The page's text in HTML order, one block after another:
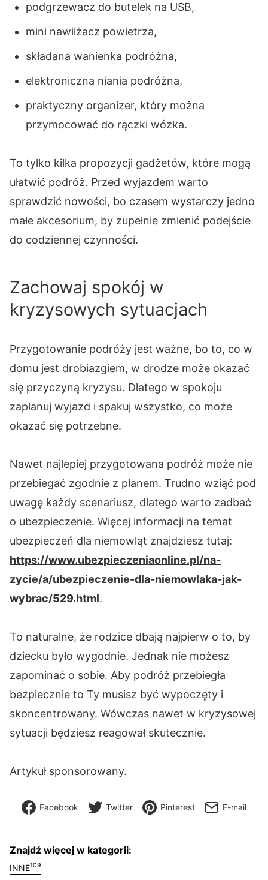
podgrzewacz do butelek na USB,
mini nawilżacz powietrza,
składana wanienka podróżna,
elektroniczna niania podróżna,
praktyczny organizer, który można
przymocować do rączki wózka.
To tylko kilka propozycji gadżetów, które mogą
ułatwić podróż. Przed wyjazdem warto
sprawdzić nowości, bo czasem wystarczy jedno
małe akcesorium, by zupełnie zmienić podejście
do codziennej czynności.
Zachowaj spokój w
kryzysowych sytuacjach
Przygotowanie podróży jest ważne, bo to, co w
domu jest drobiazgiem, w drodze może okazać
się przyczyną kryzysu. Dlatego w spokoju
zaplanuj wyjazd i spakuj wszystko, co może
okazać się potrzebne.
Nawet najlepiej przygotowana podróż może nie
przebiegać zgodnie z planem. Trudno wziąć pod
uwagę każdy scenariusz, dlatego warto zadbać
o ubezpieczenie. Więcej informacji na temat
ubezpieczeń dla niemowląt znajdziesz tutaj:
https://www.ubezpieczeniaonline.pl/na-
zycie/a/ubezpieczenie-dla-niemowlaka-jak-
wybrac/529.html.
To naturalne, że rodzice dbają najpierw o to, by
dziecku było wygodnie. Jednak nie możesz
zapominać o sobie. Aby podróż przebiegła
bezpiecznie to Ty musisz być wypoczęty i
skoncentrowany. Wówczas nawet w kryzysowej
sytuacji będziesz reagował skutecznie.
Artykuł sponsorowany.
Facebook Twitter Pinterest E-mail
Znajdź więcej w kategorii:
INNE109